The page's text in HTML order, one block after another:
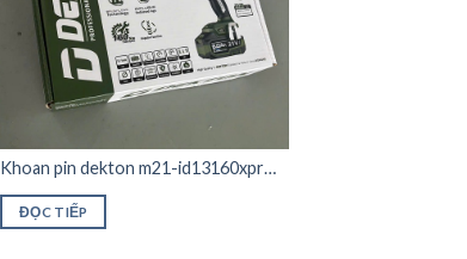
Khoan pin dekton m21-id13160xpro
ĐỌC TIẾP